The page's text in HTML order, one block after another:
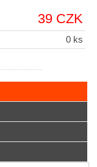
39 CZK
0 ks